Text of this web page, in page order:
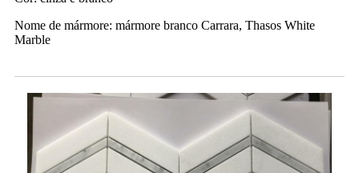
Nome de mármore: mármore branco Carrara, Thasos White
Marble